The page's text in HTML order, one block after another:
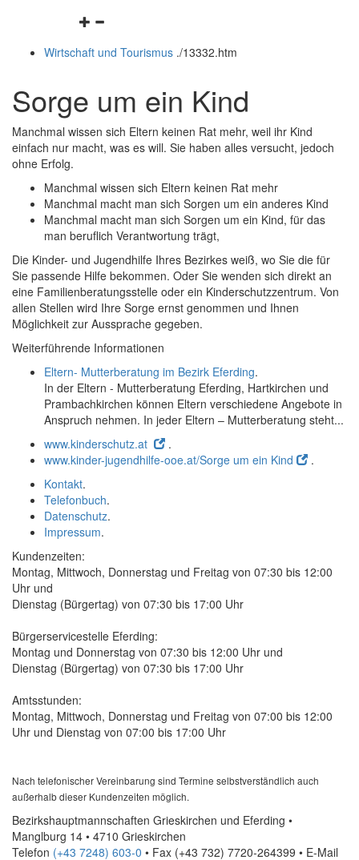
Navigationsmenü
und
Wirtschaft und Tourismus ./13332.htm
Sorge um ein Kind
Manchmal wissen sich Eltern keinen Rat mehr, weil ihr Kind
einfach nur macht, was es will. Sie haben alles versucht, jedoch
ohne Erfolg.
Manchmal wissen sich Eltern keinen Rat mehr
Manchmal macht man sich Sorgen um ein anderes Kind
Manchmal macht man sich Sorgen um ein Kind, für das
man beruflich Verantwortung trägt,
Die Kinder- und Jugendhilfe Ihres Bezirkes weiß, wo Sie die für
Sie passende Hilfe bekommen. Oder Sie wenden sich direkt an
eine Familienberatungsstelle oder ein Kinderschutzzentrum. Von
allen Stellen wird Ihre Sorge ernst genommen und Ihnen
Möglichkeit zur Aussprache gegeben.
Weiterführende Informationen
Eltern- Mutterberatung im Bezirk Eferding.
In der Eltern - Mutterberatung Eferding, Hartkirchen und
Prambachkirchen können Eltern verschiedene Angebote in
Anspruch nehmen. In jeder Eltern – Mutterberatung steht...
www.kinderschutz.at
.
www.kinder-jugendhilfe-ooe.at/Sorge um ein Kind
.
Kontakt.
Telefonbuch.
Datenschutz.
Impressum.
Kundenzeiten:
Montag, Mittwoch, Donnerstag und Freitag von 07:30 bis 12:00
Uhr und
Dienstag (Bürgertag) von 07:30 bis 17:00 Uhr
Bürgerservicestelle Eferding:
Montag und Donnerstag von 07:30 bis 12:00 Uhr und
Dienstag (Bürgertag) von 07:30 bis 17:00 Uhr
Amtsstunden:
Montag, Mittwoch, Donnerstag und Freitag von 07:00 bis 12:00
Uhr und Dienstag von 07:00 bis 17:00 Uhr
Nach telefonischer Vereinbarung sind Termine selbstverständlich auch
außerhalb dieser Kundenzeiten möglich.
Bezirkshauptmannschaften Grieskirchen und Eferding •
Manglburg 14 • 4710 Grieskirchen
Telefon (+43 7248) 603-0 • Fax (+43 732) 7720-264399 • E-Mail